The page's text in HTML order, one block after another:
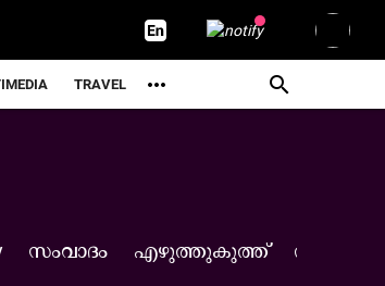
TRAVEL
സംവാദം എഴുത്തുകുത്ത് തുടക്കം